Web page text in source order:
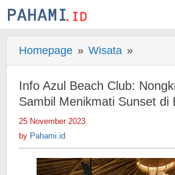
Skip
to
Homepage » Wisata »
Azul
Beach
Club:
Sambil
Info Azul Beach Club:
Sambil Menikmati Sunset di
25 November 2023
by Pahami.id